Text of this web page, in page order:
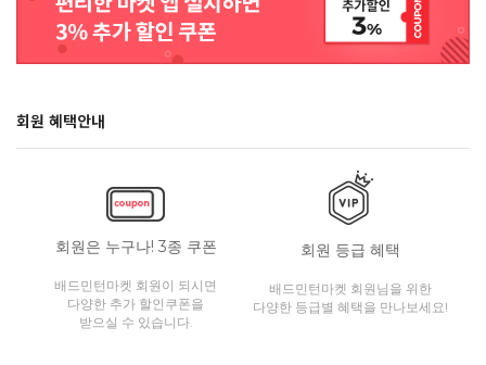
회원 혜택안내
회원은 누구나! 3종 쿠폰
배드민턴마켓 회원이 되시면
다양한 추가 할인쿠폰을
받으실 수 있습니다.
회원 등급 혜택
배드민턴마켓 회원님을 위한
다양한 등급별 혜택을 만나보세요!